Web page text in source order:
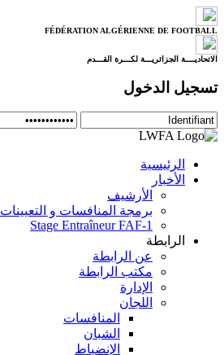
FÉDÉRATION ALGÉRIENNE DE FOOTBALL
الاتحاديــــة الجزائريـــة لكـــرة القـــدم
تسجيل الدخول
الرئيسية
الأخبار
الأرشيف
برمجة المنافسات و التعيينات
Stage Entraîneur FAF-1
الرابطة
عن الرابطة
مكتب الرابطة
الإدارة
اللجان
المنافسات
الشبان
الإنضباط